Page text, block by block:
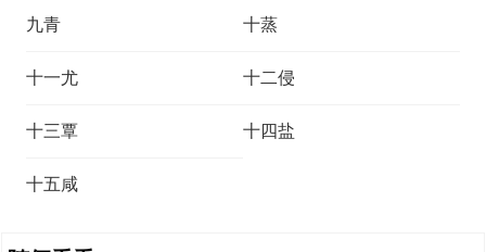
九青 十蒸
十一尤 十二侵
十三覃 十四盐
十五咸